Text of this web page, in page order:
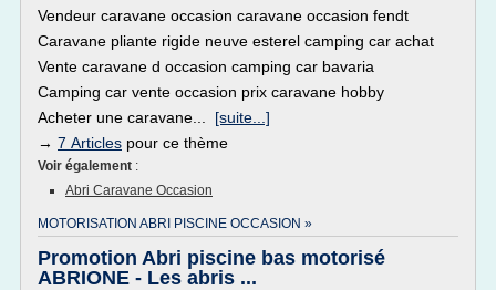
Vendeur caravane occasion caravane occasion fendt
Caravane pliante rigide neuve esterel camping car achat
Vente caravane d occasion camping car bavaria
Camping car vente occasion prix caravane hobby
Acheter une caravane... [suite...]
→ 7 Articles pour ce thème
Voir également :
Abri Caravane Occasion
MOTORISATION ABRI PISCINE OCCASION »
Promotion Abri piscine bas motorisé
ABRIONE - Les abris ...